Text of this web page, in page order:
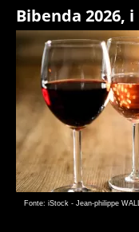
cronaca, motori,
Bibenda 2026,
Fonte: iStock - Jean-philippe